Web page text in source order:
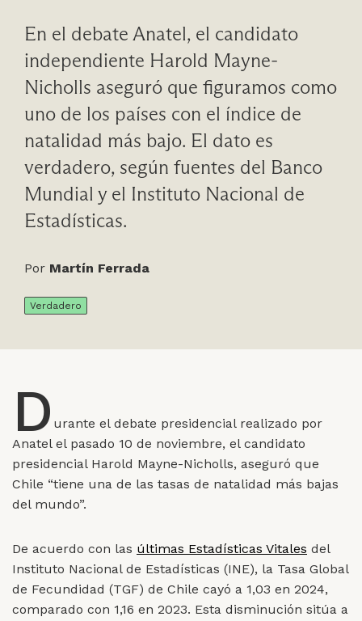
En el debate Anatel, el candidato
independiente Harold Mayne-
Nicholls aseguró que figuramos como
uno de los países con el índice de
natalidad más bajo. El dato es
verdadero, según fuentes del Banco
Mundial y el Instituto Nacional de
Estadísticas.
Por Martín Ferrada
Verdadero
D urante el debate presidencial realizado por
Anatel el pasado 10 de noviembre, el candidato
presidencial Harold Mayne-Nicholls, aseguró que
Chile “tiene una de las tasas de natalidad más bajas
del mundo”.
De acuerdo con las últimas Estadísticas Vitales del
Instituto Nacional de Estadísticas (INE), la Tasa Global
de Fecundidad (TGF) de Chile cayó a 1,03 en 2024,
comparado con 1,16 en 2023. Esta disminución sitúa a